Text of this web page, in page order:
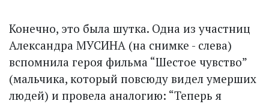
Конечно, это была шутка. Одна из участниц
Александра МУСИНА (на снимке - слева)
вспомнила героя фильма “Шестое чувство”
(мальчика, который повсюду видел умерших
людей) и провела аналогию: “Теперь я